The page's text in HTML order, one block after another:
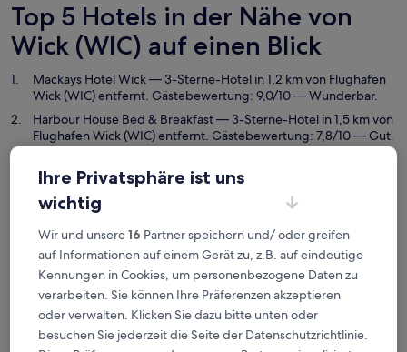
Top 5 Hotels in der Nähe von
Wick (WIC) auf einen Blick
Mackays Hotel Wick— 3-Sterne-Hotel in 1,2 km von Flughafen
Wick (WIC) entfernt. Gästebewertung: 9,0/10 — Wunderbar.
Harbour House Bed & Breakfast— 3-Sterne-Hotel in 1,5 km von
Flughafen Wick (WIC) entfernt. Gästebewertung: 7,8/10 — Gut.
(WIC) entfernt. Gästebewertung: 8,2/10 — Sehr gut.
Empfohlene Unterkünfte
Preis (aufsteigend)
Flughafen Wick (WIC) – wo
übernachten?
Mackays Hotel Wick
Ihre Privatsphäre ist uns
wichtig
Wir und unsere16 Partner speichern und/ oder greifen
auf Informationen auf einem Gerät zu, z.B. auf eindeutige
Kennungen in Cookies, um personenbezogene Daten zu
verarbeiten. Sie können Ihre Präferenzen akzeptieren
oder verwalten. Klicken Sie dazu bitte unten oder
besuchen Sie jederzeit die Seite der Datenschutzrichtlinie.